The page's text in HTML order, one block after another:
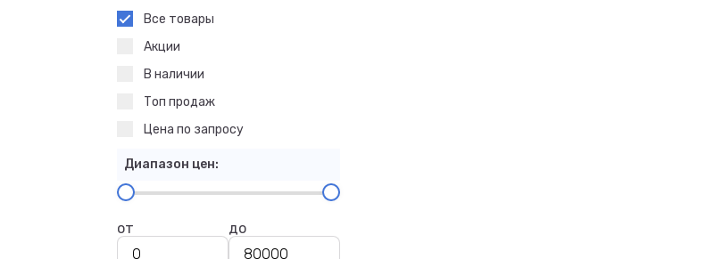
Все товары
Акции
В наличии
Топ продаж
Цена по запросу
Диапазон цен:
от до